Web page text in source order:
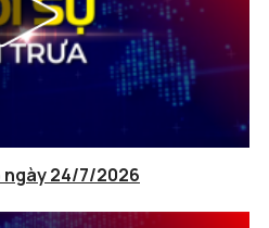
ngày 24/7/2026